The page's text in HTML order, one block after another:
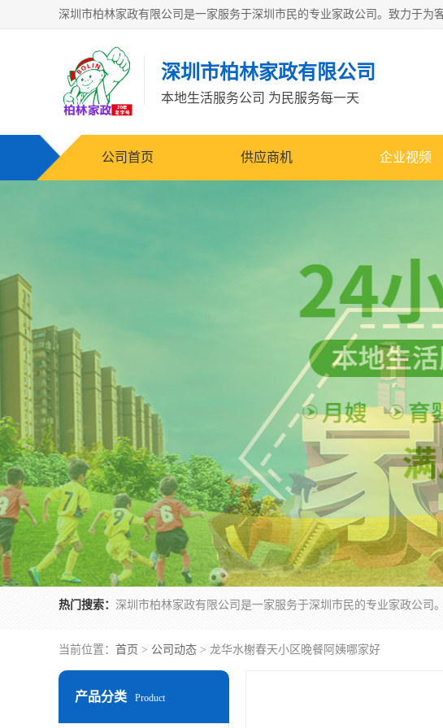
深圳市柏林家政有限公司
本地生活服务公司 为民服务每一天
公司首页 供应商机 企业视频
热门搜索：
当前位置： 首页 > 公司动态 > 龙华水榭春天小区晚餐阿姨哪家好
产品分类 Product